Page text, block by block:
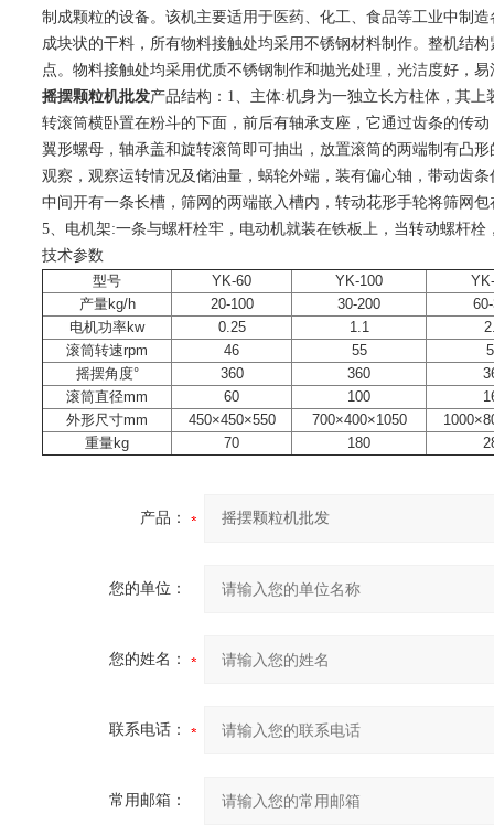
制成颗粒的设备。该机主要适用于医药、化工、食品等工业中制
成块状的干料，所有物料接触处均采用不锈钢材料制作。整机结
点。物料接触处均采用优质不锈钢制作和抛光处理，光洁度好，
摇摆颗粒机批发产品结构：1、主体:机身为一独立长方柱体，其
转滚筒横卧置在粉斗的下面，前后有轴承支座，它通过齿条的传
翼形螺母，轴承盖和旋转滚筒即可抽出，放置滚筒的两端制有凸
观察，观察运转情况及储油量，蜗轮外端，装有偏心轴，带动齿
中间开有一条长槽，筛网的两端嵌入槽内，转动花形手轮将筛网
5、电机架:一条与螺杆栓牢，电动机就装在铁板上，当转动螺杆
技术参数
型号
YK-60 YK-100
产量kg/h
20-100 30-200
电机功率kw
0.25 1.1
滚筒转速rpm
46 55
摇摆角度°
360 360
滚筒直径mm
60 100
外形尺寸mm
450×450×550 700×400×1050
重量kg
70 180
产品：
您的单位：
您的姓名：
联系电话：
常用邮箱：